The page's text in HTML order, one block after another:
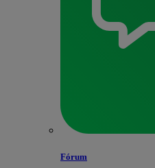
Fórum